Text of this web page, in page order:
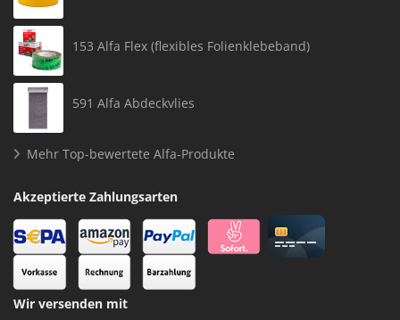
153 Alfa Flex (flexibles Folienklebeband)
591 Alfa Abdeckvlies
Mehr Top-bewertete Alfa-Produkte
Akzeptierte Zahlungsarten
Wir versenden mit